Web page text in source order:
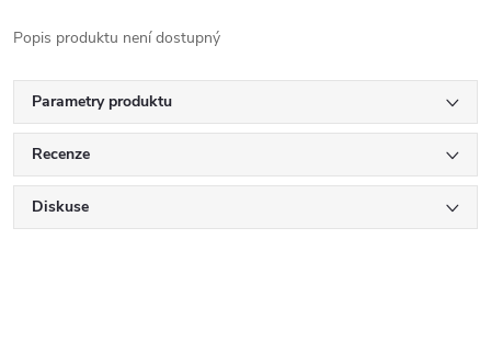
Popis produktu není dostupný
Parametry produktu
Recenze
Diskuse